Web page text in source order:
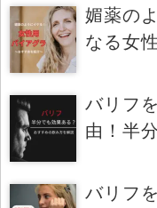
媚薬の
なる女
バリフ
由！半
バリフ